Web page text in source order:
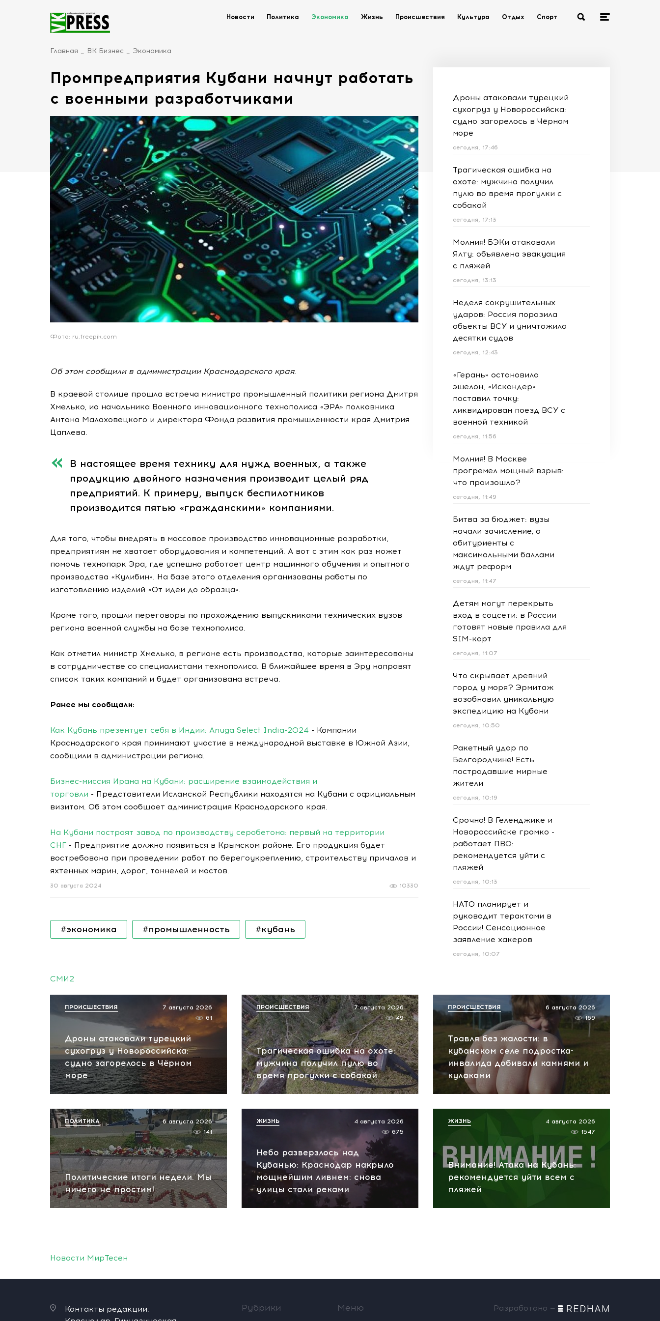
Новости Политика Экономика Жизнь Происшествия Культура Отдых Спорт
Главная ВК Бизнес Экономика
Промпредприятия Кубани начнут работать
с военными разработчиками
Фото: ru.freepik.com
Об этом сообщили в администрации Краснодарского края.
В краевой столице прошла встреча министра промышленный политики региона Дмитря
Хмелько, ио начальника Военного инновационного технополиса «ЭРА» полковника
Антона Малаховецкого и директора Фонда развития промышленности края Дмитрия
Цаплева.
В настоящее время технику для нужд военных, а также
продукцию двойного назначения производит целый ряд
предприятий. К примеру, выпуск беспилотников
производится пятью «гражданскими» компаниями.
Для того, чтобы внедрять в массовое производство инновационные разработки,
предприятиям не хватает оборудования и компетенций. А вот с этим как раз может
помочь технопарк Эра, где успешно работает центр машинного обучения и опытного
производства «Кулибин». На базе этого отделения организованы работы по
изготовлению изделий «От идеи до образца».
Кроме того, прошли переговоры по прохождению выпускниками технических вузов
региона военной службы на базе технополиса.
Как отметил министр Хмелько, в регионе есть производства, которые заинтересованы
в сотрудничестве со специалистами технополиса. В ближайшее время в Эру направят
список таких компаний и будет организована встреча.
Ранее мы сообщали:
Как Кубань презентует себя в Индии: Anuga Select India-2024 - Компании
Краснодарского края принимают участие в международной выставке в Южной Азии,
сообщили в администрации региона.
Бизнес-миссия Ирана на Кубани: расширение взаимодействия и
торговли - Представители Исламской Республики находятся на Кубани с официальным
визитом. Об этом сообщает администрация Краснодарского края.
На Кубани построят завод по производству серобетона: первый на территории
СНГ - Предприятие должно появиться в Крымском районе. Его продукция будет
востребована при проведении работ по берегоукреплению, строительству причалов и
яхтенных марин, дорог, тоннелей и мостов.
10330
30 августа 2024
#экономика #промышленность #кубань
Дроны атаковали турецкий
сухогруз у Новороссийска:
судно загорелось в Чёрном
море
сегодня, 17:46
Трагическая ошибка на
охоте: мужчина получил
пулю во время прогулки с
собакой
сегодня, 17:13
Молния! БЭКи атаковали
Ялту: объявлена эвакуация
с пляжей
сегодня, 13:13
Неделя сокрушительных
ударов: Россия поразила
объекты ВСУ и уничтожила
десятки судов
сегодня, 12:43
«Герань» остановила
эшелон, «Искандер»
поставил точку:
ликвидирован поезд ВСУ с
военной техникой
сегодня, 11:56
Молния! В Москве
прогремел мощный взрыв:
что произошло?
сегодня, 11:49
Битва за бюджет: вузы
начали зачисление, а
абитуриенты с
максимальными баллами
ждут реформ
сегодня, 11:47
Детям могут перекрыть
вход в соцсети: в России
готовят новые правила для
SIM-карт
сегодня, 11:07
Что скрывает древний
город у моря? Эрмитаж
возобновил уникальную
экспедицию на Кубани
сегодня, 10:50
Ракетный удар по
Белгородчине! Есть
пострадавшие мирные
жители
сегодня, 10:19
Срочно! В Геленджике и
Новороссийске громко -
работает ПВО:
рекомендуется уйти с
пляжей
сегодня, 10:13
НАТО планирует и
руководит терактами в
России! Сенсационное
заявление хакеров
сегодня, 10:07
СМИ2
Дроны атаковали турецкий
сухогруз у Новороссийска:
судно загорелось в Чёрном
море
7 августа 2026
61
ПРОИСШЕСТВИЯ
Трагическая ошибка на охоте:
мужчина получил пулю во
время прогулки с собакой
7 августа 2026
49
ПРОИСШЕСТВИЯ
Травля без жалости: в
кубанском селе подростка-
инвалида добивали камнями и
кулаками
6 августа 2026
169
ПРОИСШЕСТВИЯ
Политические итоги недели. Мы
ничего не простим!
6 августа 2026
141
ПОЛИТИКА
Небо разверзлось над
Кубанью: Краснодар накрыло
мощнейшим ливнем: снова
улицы стали реками
4 августа 2026
675
ЖИЗНЬ
Внимание! Атака на Кубань:
рекомендуется уйти всем с
пляжей
4 августа 2026
1547
ЖИЗНЬ
Новости МирТесен
Контакты редакции:
Рубрики Меню Разработано —